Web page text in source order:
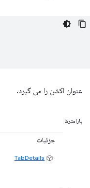
عنوان اکشن را می گیرد.
پارامترها
جزئیات
TabDetails